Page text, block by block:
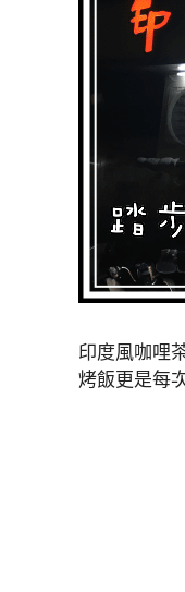
印度風咖哩
烤飯更是每